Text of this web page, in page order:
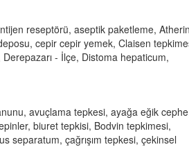
reseptörü, aseptik paketleme,
cepir cepir yemek, Claisen
- İlçe, Distoma hepaticum,
avuçlama tepkesi, ayağa eğik
biuret tepkisi, Bodvin tepkimesi,
separatum, çağrışım tepkesi, çekinsel